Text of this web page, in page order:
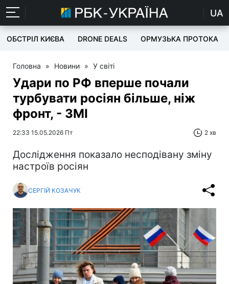
UA
ОБСТРІЛ КИЄВА DRONE DEALS ОРМУЗЬКА ПРОТОКА
Головна » Новини » У світі
Удари по РФ вперше почали
турбувати росіян більше, ніж
фронт, - ЗМІ
22:33 15.05.2026 Пт 2 хв
Дослідження показало несподівану зміну
настроїв росіян
СЕРГІЙ КОЗАЧУК